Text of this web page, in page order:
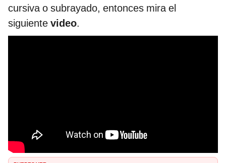
cursiva o subrayado, entonces mira el
siguiente video.